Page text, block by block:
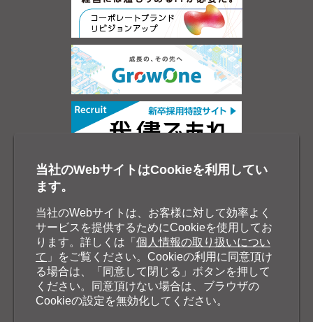
当社のWebサイトはCookieを利用してい
ます。
当社のWebサイトは、お客様に対して効率よく
サービスを提供するためにCookieを使用してお
ります。詳しくは「 個人情報の取り扱いについ
て 」をご覧ください。Cookieの利用に同意頂け
る場合は、「同意して閉じる」ボタンを押して
ください。同意頂けない場合は、ブラウザの
Cookieの設定を無効化してください。